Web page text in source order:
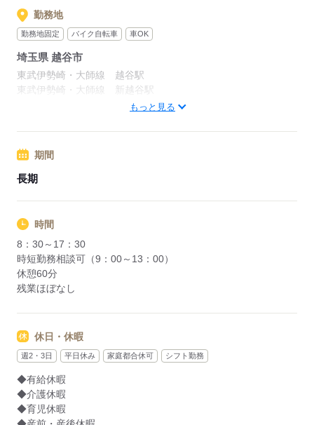
※処遇改善手当は試用期間中（3ヶ月）は支給なし
応募する
勤務地
勤務地固定 バイク自転車 車OK
埼玉県 越谷市
東武伊勢崎・大師線 越谷駅
東武伊勢崎・大師線 新越谷駅
東武スカイツリーライン「越谷駅」より、バス：「野中」下車
もっと見る
期間
長期
時間
8：30～17：30
時短勤務相談可（9：00～13：00）
休憩60分
残業ほぼなし
休日・休暇
週2・3日 平日休み 家庭都合休可 シフト勤務
◆有給休暇
◆介護休暇
◆育児休暇